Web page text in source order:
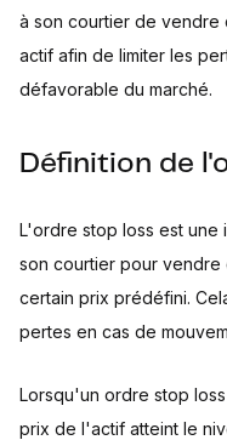
à son courtier de vendre
actif afin de limiter les
défavorable du marché.
Définition de
L'ordre stop loss est une
son courtier pour vendre
certain prix prédéfini.
pertes en cas de
Lorsqu'un ordre stop
prix de l'actif atteint le